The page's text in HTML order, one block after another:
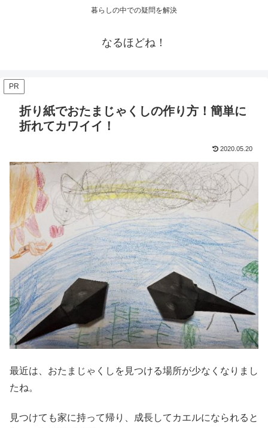
暮らしの中での疑問を解決
なるほどね！
PR
折り紙でおたまじゃくしの作り方！簡単に
折れてカワイイ！
2020.05.20
最近は、おたまじゃくしを見つける場所が少なくなりまし
たね。
見つけても家に持って帰り、成長してカエルになられると